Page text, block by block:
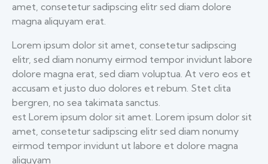
amet, consetetur sadipscing elitr sed diam dolore
magna aliquyam erat.
Lorem ipsum dolor sit amet, consetetur sadipscing
elitr, sed diam nonumy eirmod tempor invidunt labore
dolore magna erat, sed diam voluptua. At vero eos et
accusam et justo duo dolores et rebum. Stet clita
bergren, no sea takimata sanctus.
est Lorem ipsum dolor sit amet. Lorem ipsum dolor sit
amet, consetetur sadipscing elitr sed diam nonumy
eirmod tempor invidunt ut labore et dolore magna
aliquyam